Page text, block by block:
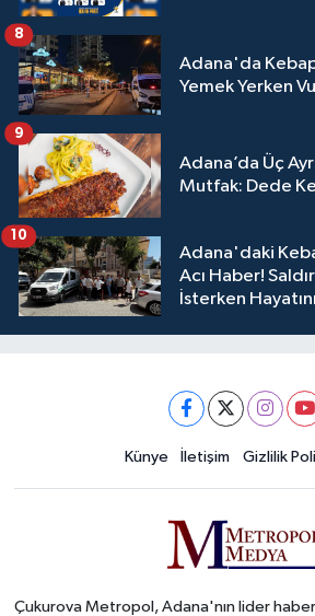
Adana'da
Yemek Yerken
8
Adana’da Üç
Mutfak: Dede
9
Adana'daki
Acı Haber!
İsterken
10
Künye İletişim Gizlilik
Çukurova Metropol, Adana'nın lider